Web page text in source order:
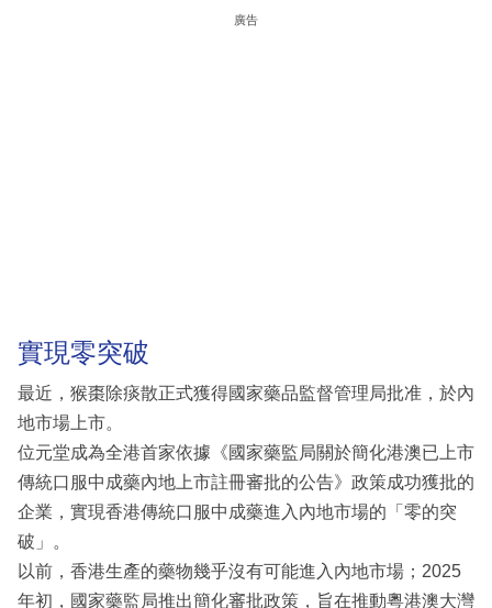
廣告
實現零突破
最近，猴棗除痰散正式獲得國家藥品監督管理局批准，於內
地市場上市。
位元堂成為全港首家依據《國家藥監局關於簡化港澳已上市
傳統口服中成藥內地上市註冊審批的公告》政策成功獲批的
企業，實現香港傳統口服中成藥進入內地市場的「零的突
破」。
以前，香港生產的藥物幾乎沒有可能進入內地市場；2025
年初，國家藥監局推出簡化審批政策，旨在推動粵港澳大灣